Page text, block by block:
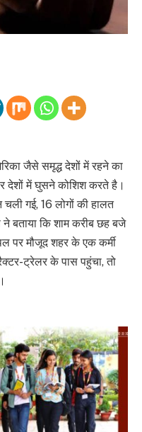
जैसे समृद्ध देशों में रहने का
देशों में घुसने कोशिश करते है।
गई, 16 लोगों की हालत
बताया कि शाम करीब छह बजे
पर मौजूद शहर के एक कर्मी
ट्रेलर के पास पहुंचा, तो